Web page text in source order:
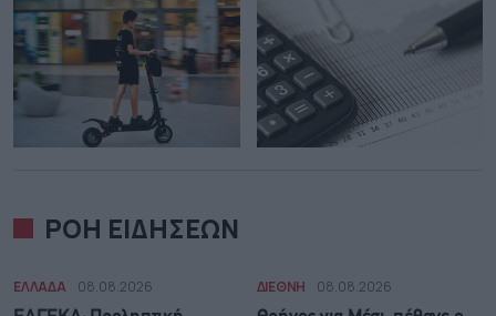
ΡΟΗ ΕΙΔΗΣΕΩΝ
ΕΛΛΑΔΑ 08.08.2026 ΔΙΕΘΝΗ 08.08.2026